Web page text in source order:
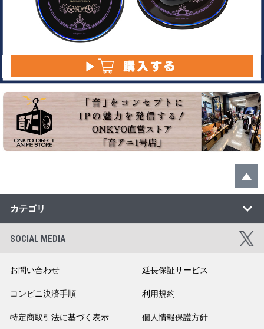
カテゴリ
SOCIAL MEDIA
お問い合わせ 延長保証サービス
コンビニ決済手順 利用規約
特定商取引法に基づく表示 個人情報保護方針